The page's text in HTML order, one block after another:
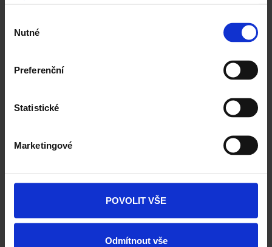
souhlasu
Nutné
Preferenční
Statistické
Marketingové
POVOLIT VŠE
Odmítnout vše
Fasáda Terca
Ceník Terca
Technická podpora